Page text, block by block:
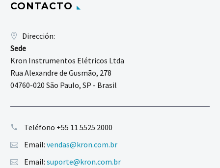
CONTACTO
Dirección:
Sede
Kron Instrumentos Elétricos Ltda
Rua Alexandre de Gusmão, 278
04760-020 São Paulo, SP - Brasil
Teléfono +55 11 5525 2000
Email: vendas@kron.com.br
Email: suporte@kron.com.br